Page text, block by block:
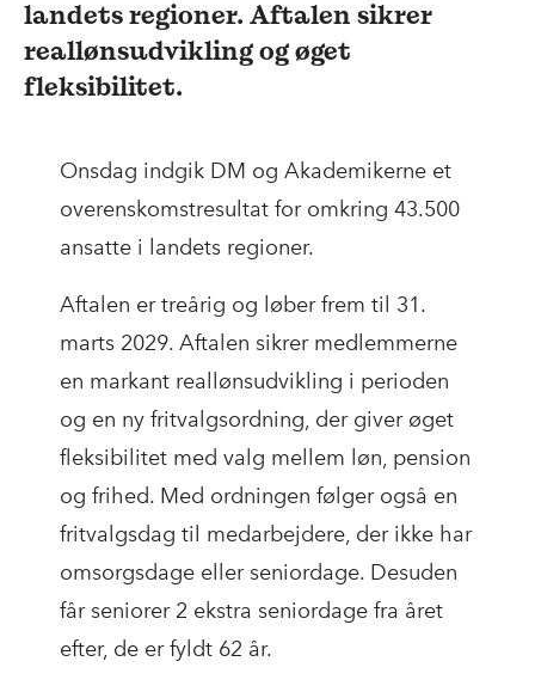
landets regioner. Aftalen sikrer
reallønsudvikling og øget
fleksibilitet.
Onsdag indgik DM og Akademikerne et
overenskomstresultat for omkring 43.500
ansatte i landets regioner.
Aftalen er treårig og løber frem til 31.
marts 2029. Aftalen sikrer medlemmerne
en markant reallønsudvikling i perioden
og en ny fritvalgsordning, der giver øget
fleksibilitet med valg mellem løn, pension
og frihed. Med ordningen følger også en
fritvalgsdag til medarbejdere, der ikke har
omsorgsdage eller seniordage. Desuden
får seniorer 2 ekstra seniordage fra året
efter, de er fyldt 62 år.